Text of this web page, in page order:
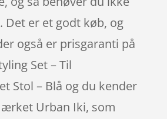
Det er et godt køb, og
også er prisgaranti på
Set – Til
Stol – Blå og du kender
Urban Iki, som